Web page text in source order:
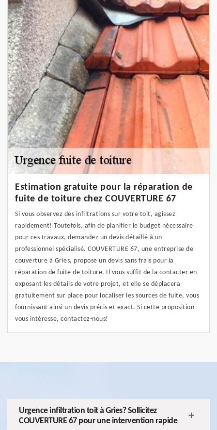
Estimation gratuite pour la réparation de
fuite de toiture chez COUVERTURE 67
Si vous observez des infiltrations sur votre toit, agissez
rapidement! Toutefois, afin de planifier le budget nécessaire
pour ces travaux, demandez un devis détaillé à un
professionnel spécialisé. COUVERTURE 67, une entreprise de
couverture à Gries, propose un devis sans frais pour la
réparation de fuite de toiture. Il vous suffit de la contacter en
exposant les détails de votre projet, et elle se déplacera
gratuitement sur place pour localiser les sources de fuite, vous
fournissant ainsi un devis précis et exact. Si cette proposition
vous intéresse, contactez-nous!
Urgence infiltration toit à Gries? Sollicitez
COUVERTURE 67 pour une intervention rapide